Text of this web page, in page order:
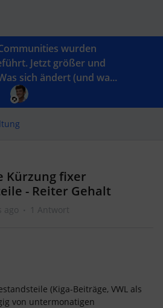
wurden
Jetzt größer und
sich ändert (und wa...
Kürzung fixer
- Reiter Gehalt
ago 1 Antwort
(Kiga-Beiträge, VWL als
von untermonatigen